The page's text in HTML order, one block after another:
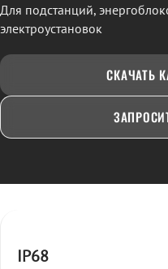
Для подстанций,
электроустановок
СКАЧАТЬ
IP68